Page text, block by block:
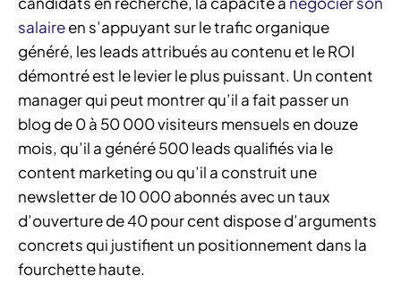
salaireen s’appuyant sur le trafic organique
généré, les leads attribués au contenu et le ROI
démontré est le levier le plus puissant. Un content
manager qui peut montrer qu’il a fait passer un
blog de 0 à 50 000 visiteurs mensuels en douze
mois, qu’il a généré 500 leads qualifiés via le
content marketing ou qu’il a construit une
newsletter de 10 000 abonnés avec un taux
d’ouverture de 40 pour cent dispose d’arguments
concrets qui justifient un positionnement dans la
fourchette haute.